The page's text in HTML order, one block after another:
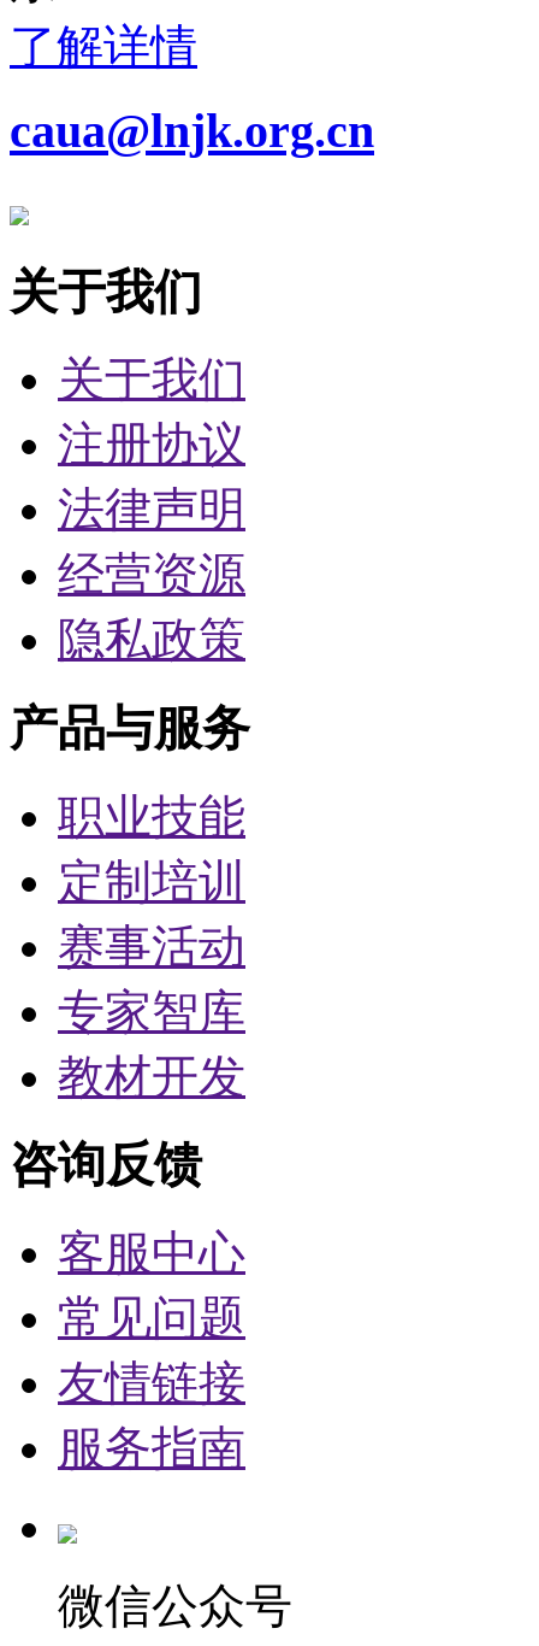
了解详情
caua@lnjk.org.cn
关于我们
关于我们
注册协议
法律声明
经营资源
隐私政策
产品与服务
职业技能
定制培训
赛事活动
专家智库
教材开发
咨询反馈
客服中心
常见问题
友情链接
服务指南
微信公众号